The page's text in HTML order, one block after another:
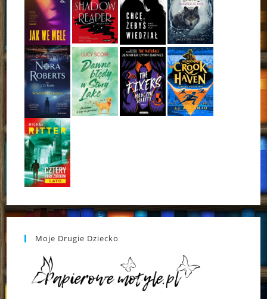
Moje Drugie Dziecko